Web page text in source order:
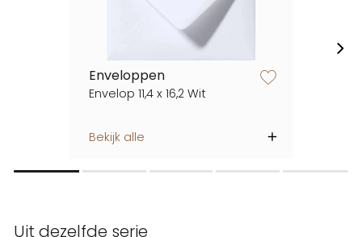
Enveloppen
Envelop 11,4 x 16,2 Wit
Bekijk alle
Uit dezelfde serie